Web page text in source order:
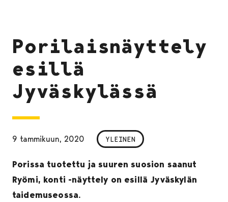
Porilaisnäyttely
esillä
Jyväskylässä
9 tammikuun, 2020 YLEINEN
Porissa tuotettu ja suuren suosion saanut
Ryömi, konti -näyttely on esillä Jyväskylän
taidemuseossa.